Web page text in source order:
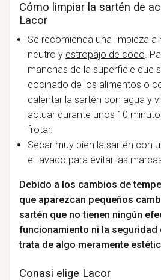
Cómo limpiar la sartén de
Lacor
Se recomienda una limpieza
neutro y estropajo de coco.
manchas de la superficie que
cocinado de los alimentos o
calentar la sartén con agua y
actuar durante unos 10
frotar.
Secar muy bien la sartén con
el lavado para evitar las
Debido a los cambios de
que aparezcan pequeños
sartén que no tienen ningún
funcionamiento ni la seguridad
trata de algo meramente
Conasi elige Lacor